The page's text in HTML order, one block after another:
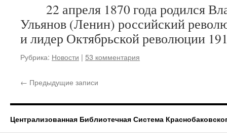
22 апреля 1870 года родился
Ульянов (Ленин) российский
и лидер Октябрьской революции
Рубрика: Новости | 53 комментария
← Предыдущие записи
Централизованная Библиотечная Система